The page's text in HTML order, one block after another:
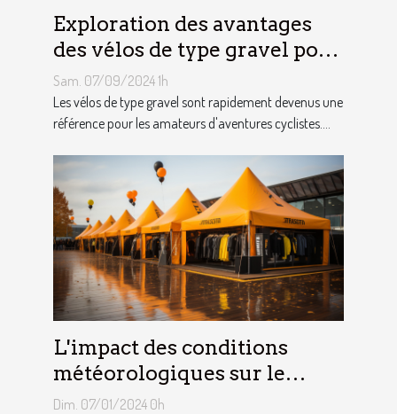
Exploration des avantages
des vélos de type gravel pour
les aventuriers
Sam. 07/09/2024 1h
Les vélos de type gravel sont rapidement devenus une
référence pour les amateurs d'aventures cyclistes....
L'impact des conditions
météorologiques sur le
choix des tentes publicitaires
Dim. 07/01/2024 0h